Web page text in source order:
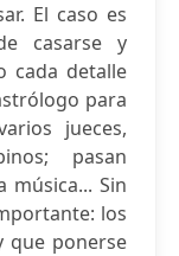
El caso es
casarse y
cada detalle
para
jueces,
pasan
música... Sin
los
que ponerse